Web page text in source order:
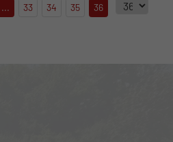
... 33 34 35 36